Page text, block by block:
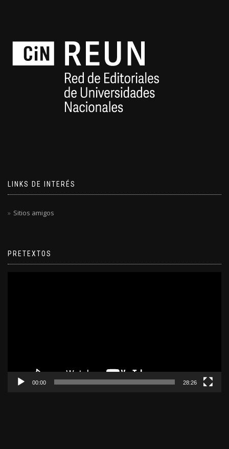
LINKS DE INTERÉS
Sitios amigos
PRETEXTOS
00:00 28:26